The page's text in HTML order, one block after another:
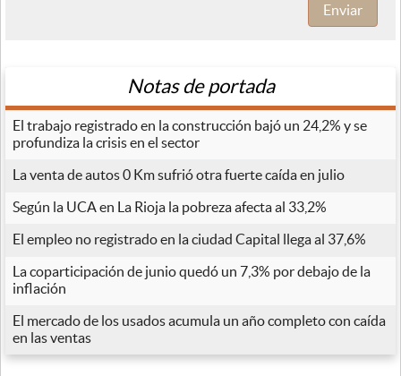
Enviar
Notas de portada
El trabajo registrado en la construcción bajó un 24,2% y se
profundiza la crisis en el sector
La venta de autos 0 Km sufrió otra fuerte caída en julio
Según la UCA en La Rioja la pobreza afecta al 33,2%
El empleo no registrado en la ciudad Capital llega al 37,6%
La coparticipación de junio quedó un 7,3% por debajo de la
inflación
El mercado de los usados acumula un año completo con caída
en las ventas